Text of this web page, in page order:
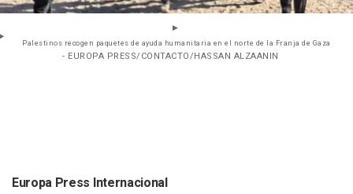
Palestinos recogen paquetes de ayuda humanitaria en el norte de la Franja de Gaza
- EUROPA PRESS/CONTACTO/HASSAN ALZAANIN
Europa Press Internacional